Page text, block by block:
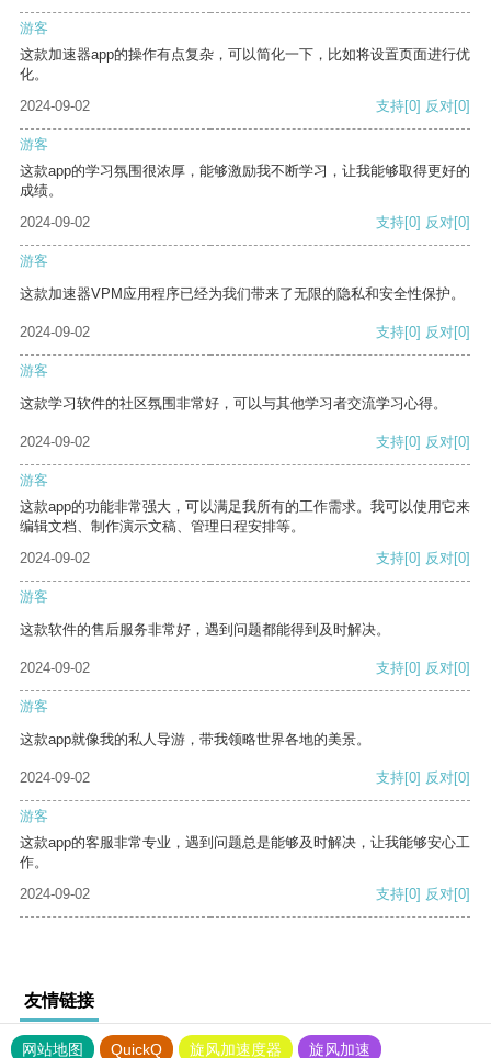
游客
这款加速器app的操作有点复杂，可以简化一下，比如将设置页面进行优
化。
2024-09-02
支持[0] 反对[0]
游客
这款app的学习氛围很浓厚，能够激励我不断学习，让我能够取得更好的
成绩。
2024-09-02
支持[0] 反对[0]
游客
这款加速器VPM应用程序已经为我们带来了无限的隐私和安全性保护。
2024-09-02 支持[0] 反对[0]
游客
这款学习软件的社区氛围非常好，可以与其他学习者交流学习心得。
2024-09-02 支持[0] 反对[0]
游客
这款app的功能非常强大，可以满足我所有的工作需求。我可以使用它来
编辑文档、制作演示文稿、管理日程安排等。
2024-09-02
支持[0] 反对[0]
游客
这款软件的售后服务非常好，遇到问题都能得到及时解决。
2024-09-02 支持[0] 反对[0]
游客
这款app就像我的私人导游，带我领略世界各地的美景。
2024-09-02 支持[0] 反对[0]
游客
这款app的客服非常专业，遇到问题总是能够及时解决，让我能够安心工
作。
2024-09-02
支持[0] 反对[0]
友情链接
网站地图 QuickQ 旋风加速度器 旋风加速